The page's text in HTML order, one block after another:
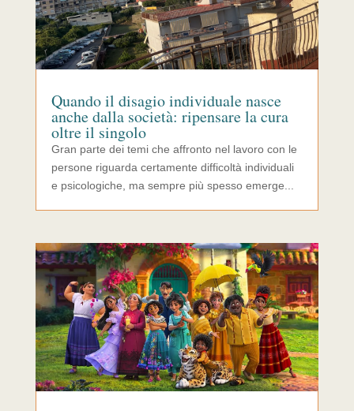
Quando il disagio individuale nasce
anche dalla società: ripensare la cura
oltre il singolo
Gran parte dei temi che affronto nel lavoro con le
persone riguarda certamente difficoltà individuali
e psicologiche, ma sempre più spesso emerge...